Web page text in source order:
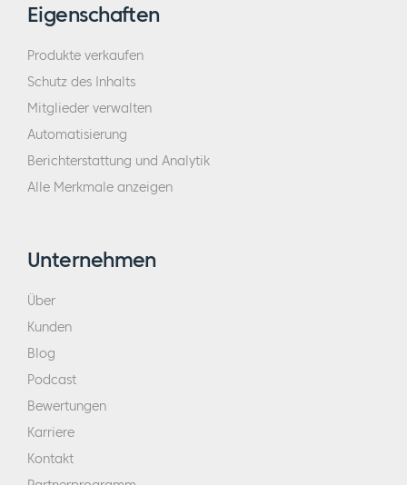
Eigenschaften
Produkte verkaufen
Schutz des Inhalts
Mitglieder verwalten
Automatisierung
Berichterstattung und Analytik
Alle Merkmale anzeigen
Unternehmen
Über
Kunden
Blog
Podcast
Bewertungen
Karriere
Kontakt